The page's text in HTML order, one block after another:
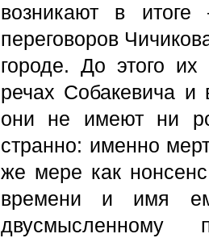
возникают в
переговоров
городе. До этого
речах Собакевича
они не имеют ни
странно: именно
же мере как
времени и имя
двусмысленному